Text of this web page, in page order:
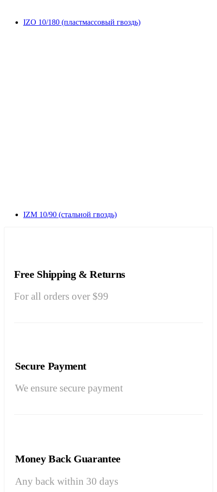
IZO 10/180 (пластмассовый гвоздь)
IZM 10/90 (стальной гвоздь)
Free Shipping & Returns
For all orders over $99
Secure Payment
We ensure secure payment
Money Back Guarantee
Any back within 30 days